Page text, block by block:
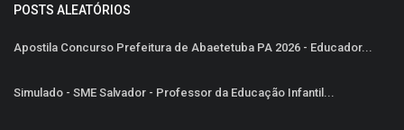
POSTS ALEATÓRIOS
Apostila Concurso Prefeitura de Abaetetuba PA 2026 - Educador...
Simulado - SME Salvador - Professor da Educação Infantil...